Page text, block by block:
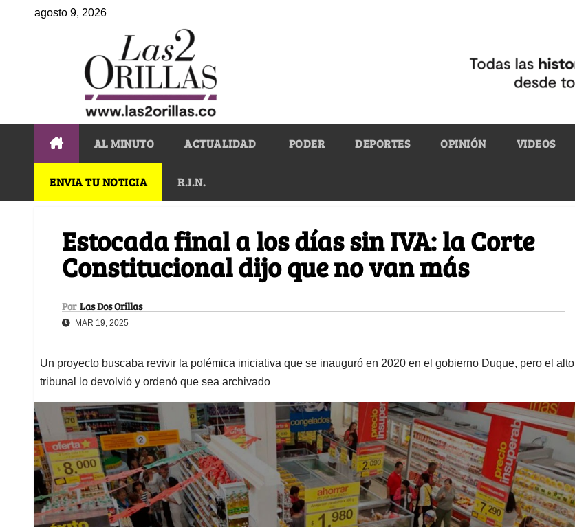
agosto 9, 2026
AL MINUTO ACTUALIDAD PODER DEPORTES OPINIÓN VIDEOS
ENVIA TU NOTICIA R.I.N.
Estocada final a los días sin IVA: la Corte
Constitucional dijo que no van más
Por Las Dos Orillas
MAR 19, 2025
Un proyecto buscaba revivir la polémica iniciativa que se inauguró en 2020 en el gobierno Duque, pero el alto
tribunal lo devolvió y ordenó que sea archivado